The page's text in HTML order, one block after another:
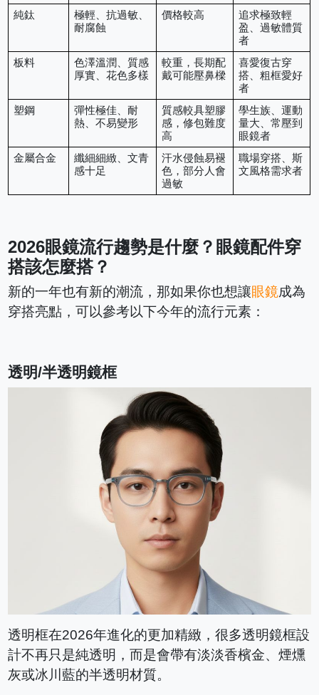
純鈦
極輕、抗過敏、
耐腐蝕
價格較高
追求極致輕
盈、過敏體質
者
板料
色澤溫潤、質感
厚實、花色多樣
較重，長期配
戴可能壓鼻樑
喜愛復古穿
搭、粗框愛好
者
塑鋼
彈性極佳、耐
熱、不易變形
質感較具塑膠
感，修包難度
高
學生族、運動
量大、常壓到
眼鏡者
金屬合金
纖細細緻、文青
感十足
汗水侵蝕易褪
色，部分人會
過敏
職場穿搭、斯
文風格需求者
2026眼鏡流行趨勢是什麼？眼鏡配件穿
搭該怎麼搭？
新的一年也有新的潮流，那如果你也想讓眼鏡成為
穿搭亮點，可以參考以下今年的流行元素：
透明/半透明鏡框
透明框在2026年進化的更加精緻，很多透明鏡框設
計不再只是純透明，而是會帶有淡淡香檳金、煙燻
灰或冰川藍的半透明材質。